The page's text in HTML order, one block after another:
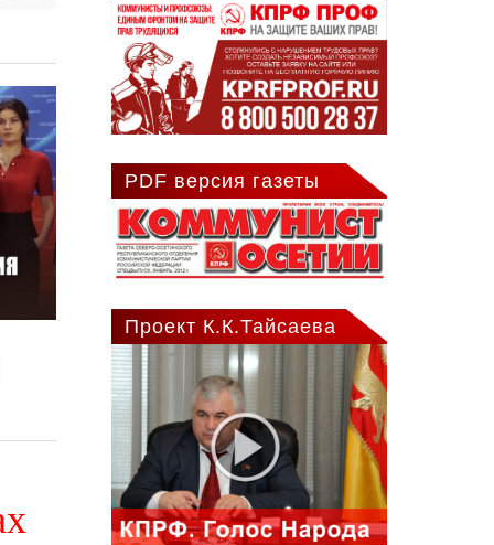
PDF версия газеты
Проект К.К.Тайсаева